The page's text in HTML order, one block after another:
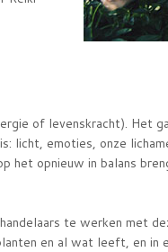
of levenskracht). Het
licht, emoties, onze
opnieuw in balans
te werken met
en al wat leeft, en in